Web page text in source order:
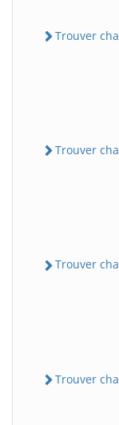
Trouver
Trouver
Trouver
Trouver